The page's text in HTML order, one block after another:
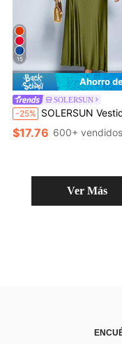
15
Ahorro
SOLERSUN
-25% SOLERSUN Vestido elegante de mujer con decoración de metal de unicolor, ajuste ceñido, apto
$17.76 600+ vendidos
Ver Más